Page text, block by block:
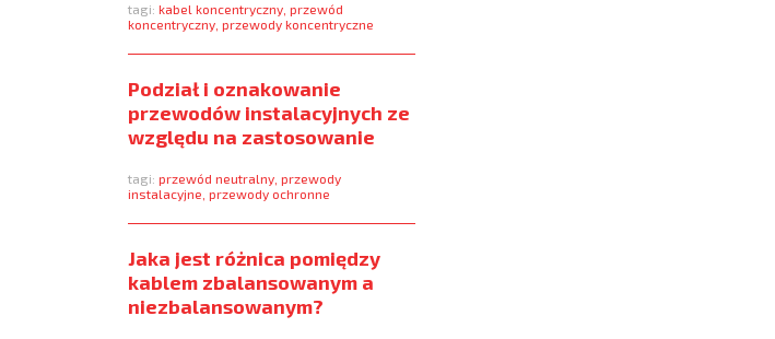
tagi: kabel koncentryczny przewód
koncentryczny przewody koncentryczne
Podział i oznakowanie
przewodów instalacyjnych ze
względu na zastosowanie
tagi: przewód neutralny przewody
instalacyjne przewody ochronne
Jaka jest różnica pomiędzy
kablem zbalansowanym a
niezbalansowanym?